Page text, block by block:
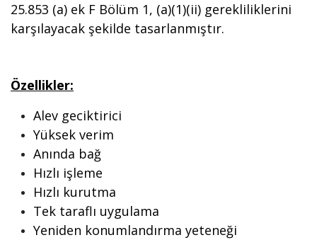
25.853 (a) ek F Bölüm 1, (a)(1)(ii) gerekliliklerini
karşılayacak şekilde tasarlanmıştır.
Özellikler:
Alev geciktirici
Yüksek verim
Anında bağ
Hızlı işleme
Hızlı kurutma
Tek taraflı uygulama
Yeniden konumlandırma yeteneği